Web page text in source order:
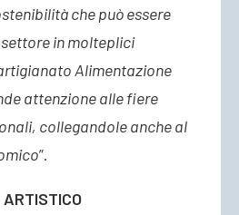
che può essere
in molteplici
Alimentazione
attenzione alle fiere
collegandole anche al
”.
ARTISTICO